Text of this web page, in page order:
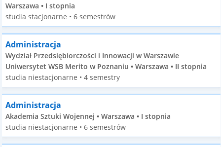
Warszawa • I stopnia
studia stacjonarne • 6 semestrów
Administracja
Wydział Przedsiębiorczości i Innowacji w Warszawie
Uniwersytet WSB Merito w Poznaniu • Warszawa • II stopnia
studia niestacjonarne • 4 semestry
Administracja
Akademia Sztuki Wojennej • Warszawa • I stopnia
studia niestacjonarne • 6 semestrów